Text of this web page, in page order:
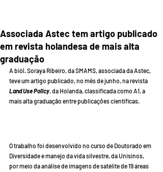
Associada Astec tem artigo publicado
em revista holandesa de mais alta
graduação
A biól. Soraya Ribeiro, da SMAMS, associada da Astec,
teve um artigo publicado, no mês de junho, na revista
Land Use Policy, da Holanda, classificada como A1, a
mais alta graduação entre publicações científicas.
O trabalho foi desenvolvido no curso de Doutorado em
Diversidade e manejo da vida silvestre, da Unisinos,
por meio da análise de imagens de satélite de 19 áreas